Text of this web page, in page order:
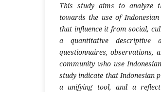
This study aims to analyze
towards the use of
that influence it from social,
a quantitative descriptive
questionnaires, observations,
community who use
study indicate that Indonesian
a unifying tool, and a